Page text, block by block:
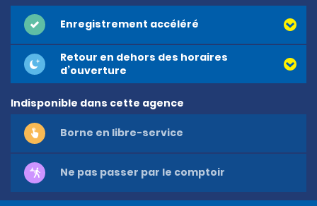
Enregistrement accéléré
Retour en dehors des horaires
d’ouverture
Indisponible dans cette agence
Borne en libre-service
Ne pas passer par le comptoir